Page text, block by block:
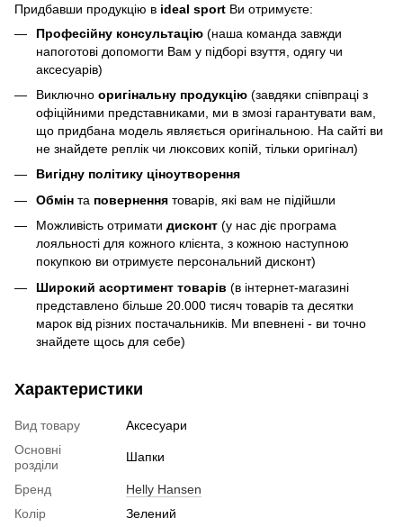
Придбавши продукцію в ideal sport Ви отримуєте:
Професійну консультацію (наша команда завжди
напоготові допомогти Вам у підборі взуття, одягу чи
аксесуарів)
Виключно оригінальну продукцію (завдяки співпраці з
офіційними представниками, ми в змозі гарантувати вам,
що придбана модель являється оригінальною. На сайті ви
не знайдете реплік чи люксових копій, тільки оригінал)
Вигідну політику ціноутворення
Обмін та повернення товарів, які вам не підійшли
Можливість отримати дисконт (у нас діє програма
лояльності для кожного клієнта, з кожною наступною
покупкою ви отримуєте персональний дисконт)
Широкий асортимент товарів (в інтернет-магазині
представлено більше 20.000 тисяч товарів та десятки
марок від різних постачальників. Ми впевнені - ви точно
знайдете щось для себе)
Характеристики
Вид товару
Аксесуари
Основні
розділи
Шапки
Бренд
Helly Hansen
Колір
Зелений